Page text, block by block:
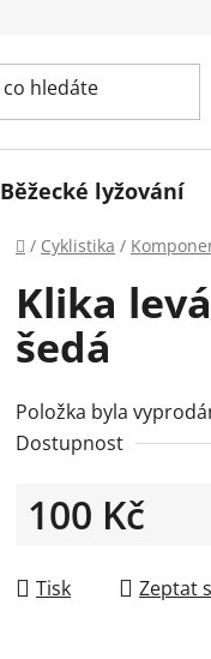
Běžecké lyžování
Domů
/ Cyklistika /
Klika
šedá
Položka byla
Dostupnost
100 Kč
Tisk
Zeptat